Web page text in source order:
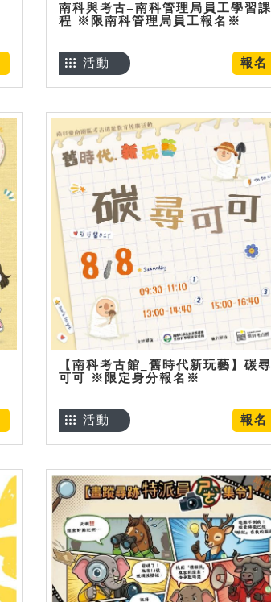
南科與考古–南科管理局員工學習課
程 ※限南科管理局員工報名※
報名
活動
【南科考古館_舊時代新玩藝】碳尋
可可 ※限定身分報名※
報名
活動